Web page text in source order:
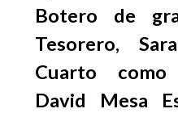
Botero de
Tesorero,
Cuarto
David Mesa